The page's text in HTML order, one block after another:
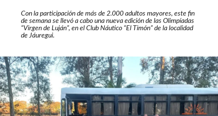
Con la participación de más de 2.000 adultos mayores, este fin
de semana se llevó a cabo una nueva edición de las Olimpíadas
“Virgen de Luján”, en el Club Náutico “El Timón” de la localidad
de Jáuregui.